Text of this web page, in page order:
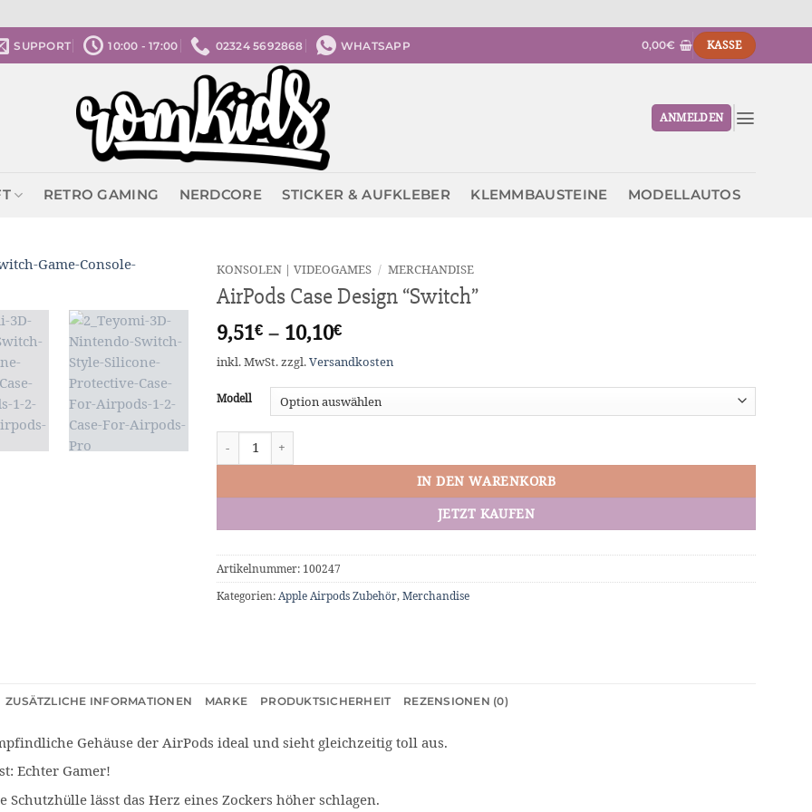
SUPPORT 10:00 - 17:00 02324 5692868 WHATSAPP 0,00€ KASSE
ANMELDEN
RETRO GAMING NERDCORE STICKER & AUFKLEBER KLEMMBAUSTEINE MODELLAUTOS
KONSOLEN | VIDEOGAMES / MERCHANDISE
AirPods Case Design “Switch”
9,51€ – 10,10€
inkl. MwSt.zzgl.Versandkosten
Modell
AirPods Case Design "Switch" Menge
IN DEN WARENKORB
JETZT KAUFEN
Artikelnummer: 100247
Kategorien: Apple Airpods Zubehör, Merchandise
ZUSÄTZLICHE INFORMATIONEN MARKE PRODUKTSICHERHEIT REZENSIONEN (0)
Gehäuse der AirPods ideal und sieht gleichzeitig toll aus.
Echter Gamer!
Schutzhülle lässt das Herz eines Zockers höher schlagen.